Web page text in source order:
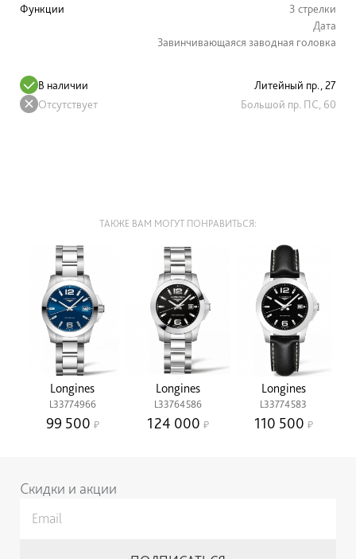
Функции
3 стрелки
Дата
Завинчивающаяся заводная головка
В наличии
Литейный пр., 27
Отсутствует
Большой пр. ПС, 60
ТАКЖЕ ВАМ МОГУТ ПОНРАВИТЬСЯ:
Longines
L33774966
99 500
Longines
L33764586
124 000
Longines
L33774583
110 500
Скидки и акции